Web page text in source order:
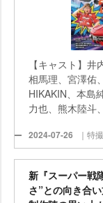
【キャスト】井
相馬理、宮澤佑
HIKAKIN、本島
力也、熊木陸斗
2024-07-26 ｜特
新『スーパー戦
さ”との向き合